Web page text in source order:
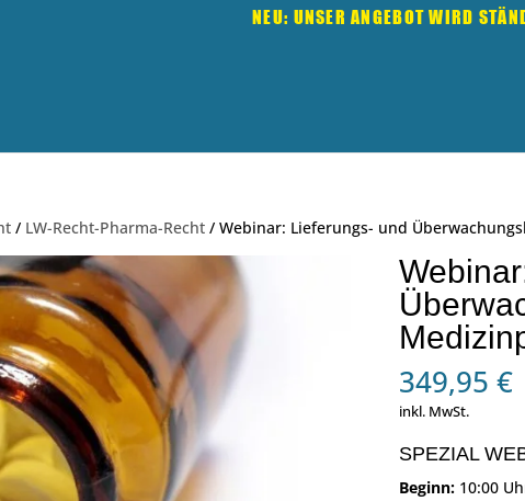
NEU: UNSER ANGEBOT WIRD
/ LW-Recht-Pharma-Recht / Webinar: Lieferungs- und
349,95 €
inkl. MwSt.
SPEZIAL
Beginn:10:00